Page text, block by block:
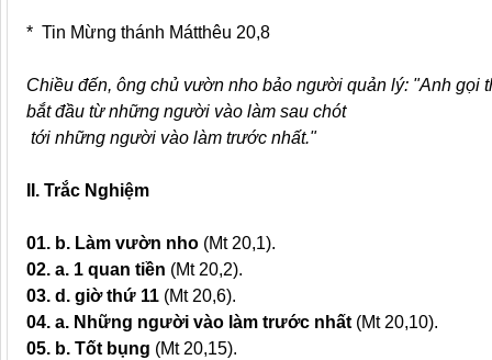
* Tin Mừng thánh Mátthêu 20,8
Chiều đến, ông chủ vườn nho bảo người quản lý: "Anh gọi
bắt đầu từ những người vào làm sau chót
tới những người vào làm trước nhất."
II. Trắc Nghiệm
01. b. Làm vườn nho (Mt 20,1).
02. a. 1 quan tiền (Mt 20,2).
03. d. giờ thứ 11 (Mt 20,6).
04. a. Những người vào làm trước nhất (Mt 20,10).
05. b. Tốt bụng (Mt 20,15).